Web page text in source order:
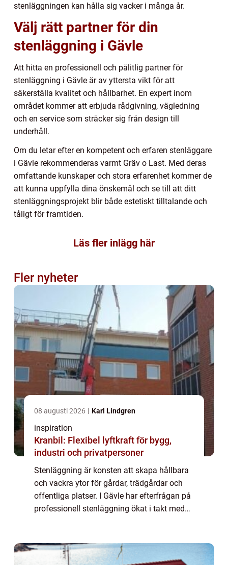
stenläggningen kan hålla sig vacker i många år.
Välj rätt partner för din
stenläggning i Gävle
Att hitta en professionell och pålitlig partner för
stenläggning i Gävle är av yttersta vikt för att
säkerställa kvalitet och hållbarhet. En expert inom
området kommer att erbjuda rådgivning, vägledning
och en service som sträcker sig från design till
underhåll.
Om du letar efter en kompetent och erfaren stenläggare
i Gävle rekommenderas varmt Gräv o Last. Med deras
omfattande kunskaper och stora erfarenhet kommer de
att kunna uppfylla dina önskemål och se till att ditt
stenläggningsprojekt blir både estetiskt tilltalande och
tåligt för framtiden.
Läs fler inlägg här
Fler nyheter
08 augusti 2026 Karl Lindgren
inspiration
Kranbil: Flexibel lyftkraft för bygg,
industri och privatpersoner
Stenläggning är konsten att skapa hållbara
och vackra ytor för gårdar, trädgårdar och
offentliga platser. I Gävle har efterfrågan på
professionell stenläggning ökat i takt med